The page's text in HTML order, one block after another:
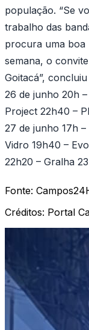
população. “Se
trabalho das
procura uma boa
semana, o
Goitacá”,
26 de junho 20h
Project 22h40 –
27 de junho 17h
Vidro 19h40 –
22h20 – Gralha
Fonte:
Créditos: Portal